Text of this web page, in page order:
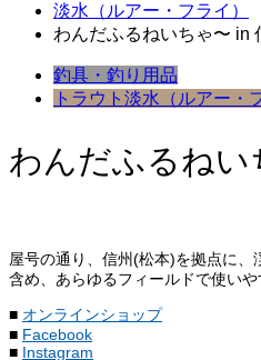
淡水（ルアー・フライ）
わんだふるねいちゃ〜 in
釣具・釣り用品
トラウト 淡水（ルアー・
わんだふるねい
屋号の通り、信州(松本)を拠点に
含め、あらゆるフィールドで使い
■ オンラインショップ
■ Facebook
■ Instagram